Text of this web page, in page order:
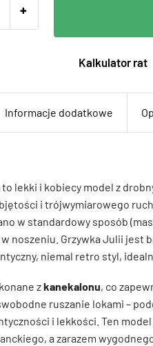
+
Kalkulator rat
Informacje dodatkowe
to lekki i kobiecy model z
i trójwymiarowego
w standardowy sposób
noszeniu. Grzywka Julii jest
niemal retro styl,
zkanekalonu, co
ruszanie lokami –
i lekkości. Ten
a zarazem